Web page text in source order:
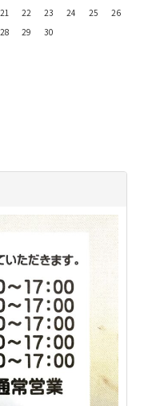
21 22 23 24 25
26
28 29 30